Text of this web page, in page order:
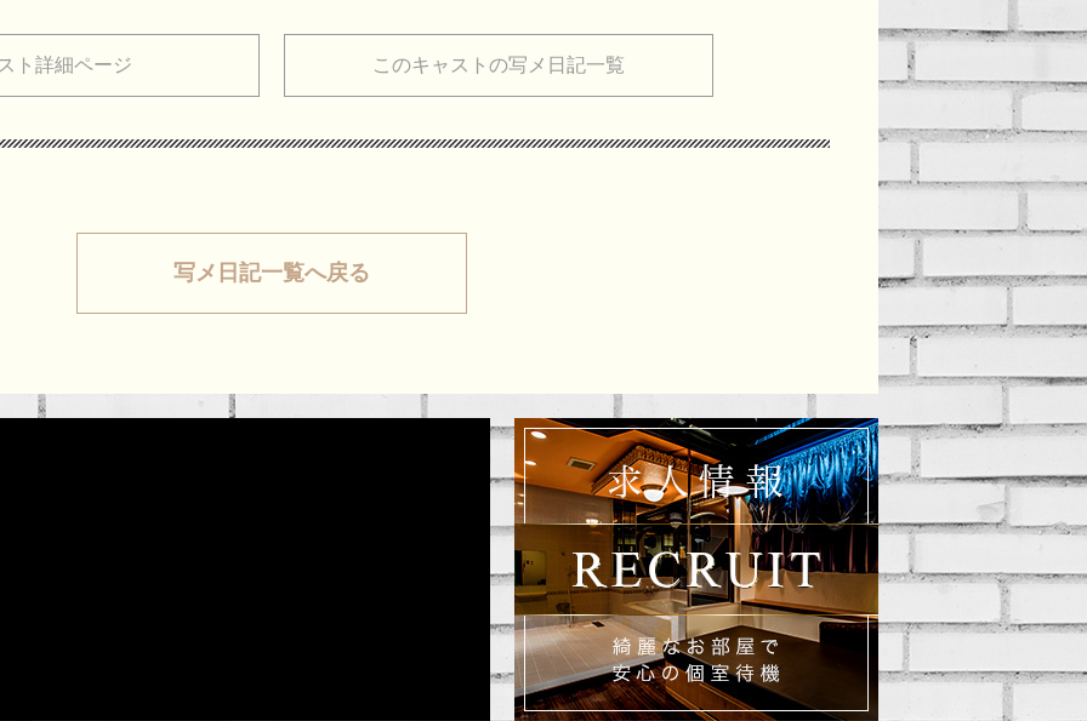
ト詳細ページ このキャストの写メ日記一覧
写メ日記一覧へ戻る